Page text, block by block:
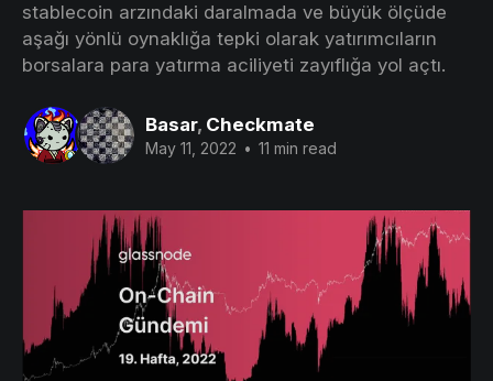
stablecoin arzındaki daralmada ve büyük ölçüde
aşağı yönlü oynaklığa tepki olarak yatırımcıların
borsalara para yatırma aciliyeti zayıflığa yol açtı.
Basar, Checkmate
May 11, 2022 • 11 min read